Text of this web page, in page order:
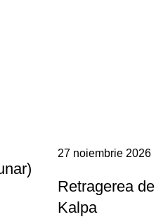
27 noiembrie 2026
Retragerea
Kalpa